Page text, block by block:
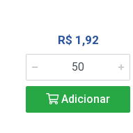
R$ 1,92
Adicionar